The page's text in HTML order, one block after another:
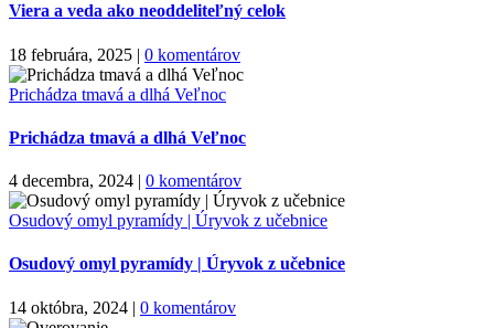
Viera a veda ako neoddeliteľný celok
18 februára, 2025 | 0 komentárov
Prichádza tmavá a dlhá Veľnoc
Prichádza tmavá a dlhá Veľnoc
4 decembra, 2024 | 0 komentárov
Osudový omyl pyramídy | Úryvok z učebnice
Osudový omyl pyramídy | Úryvok z učebnice
14 októbra, 2024 | 0 komentárov